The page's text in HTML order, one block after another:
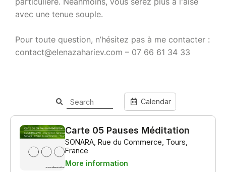
avec une tenue souple.
Pour toute question, n’hésitez pas à me contacter :
contact@elenazahariev.com – 07 66 61 34 33